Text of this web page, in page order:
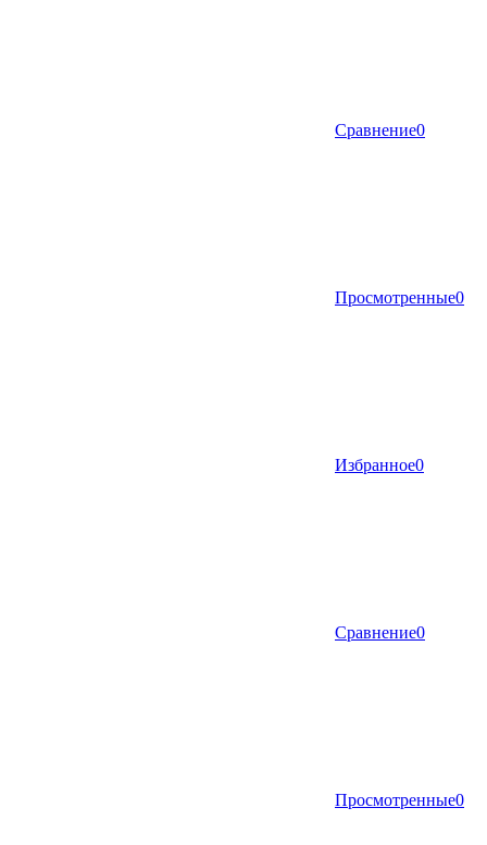
Сравнение0
Просмотренные0
Избранное0
Сравнение0
Просмотренные0